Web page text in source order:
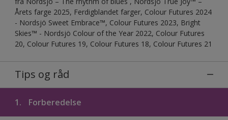
Årets farge 2025, Ferdigblandet farger, Colour Futures 2024
- Nordsjö Sweet Embrace™, Colour Futures 2023, Bright
Skies™ - Nordsjö Colour of the Year 2022, Colour Futures
20, Colour Futures 19, Colour Futures 18, Colour Futures 21
Tips og råd
1. Forberedelse